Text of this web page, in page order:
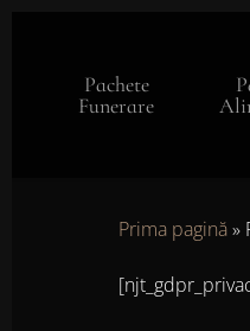
Pachete
Funerare
Prima pagină»